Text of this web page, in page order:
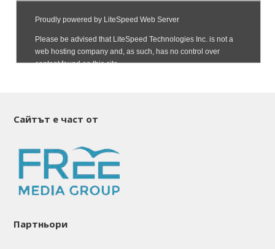
Сайтът е част от
Партньори